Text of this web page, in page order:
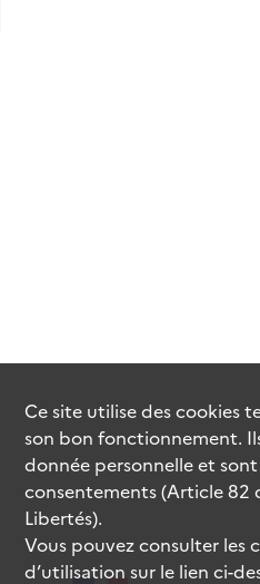
Ce site utilise descookies
son bon fonctionnement.
donnée personnelle et
consentements (Article 82
Libertés).
Vous pouvez consulter les
d’utilisation sur le lien ci-